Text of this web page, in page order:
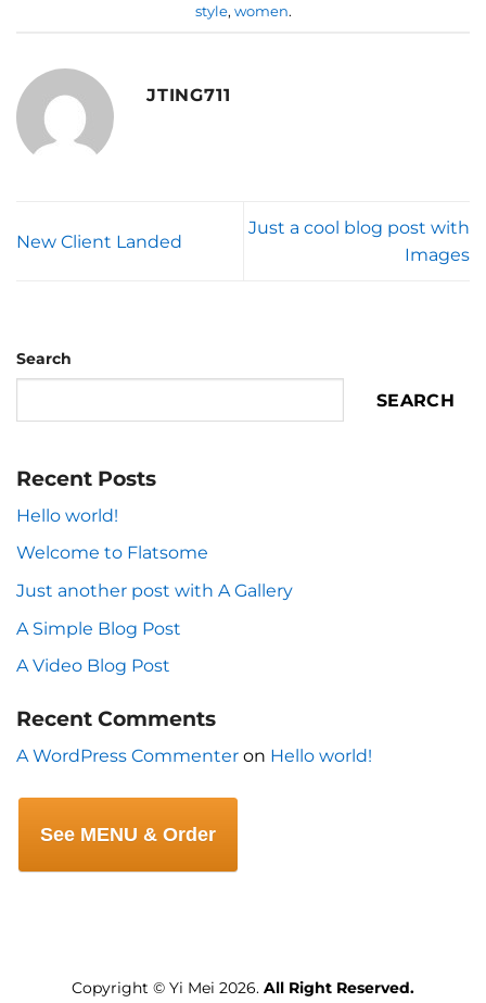
style, women.
JTING711
New Client Landed
Just a cool blog post with
Images
Search
SEARCH
Recent Posts
Hello world!
Welcome to Flatsome
Just another post with A Gallery
A Simple Blog Post
A Video Blog Post
Recent Comments
A WordPress Commenter on Hello world!
See MENU & Order
Copyright © Yi Mei 2026. All Right Reserved.